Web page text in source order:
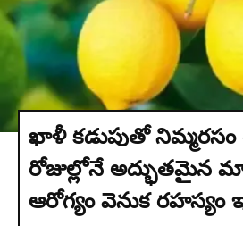
ఖాళీ కడుపుతో నిమ్మరసం
రోజుల్లోనే అద్భుతమైన
ఆరోగ్యం వెనుక రహస్యం